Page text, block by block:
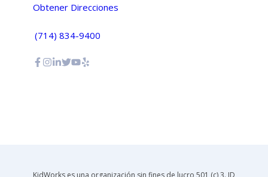
Obtener Direcciones
(714) 834-9400